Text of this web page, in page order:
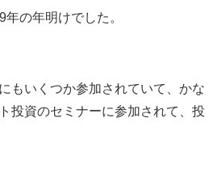
の年明けでした。
もいくつか参加されていて、かな
投資のセミナーに参加されて、投